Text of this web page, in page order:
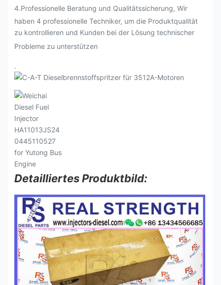
4.Professionelle Beratung und Qualitätssicherung, Wir
haben 4 professionelle Techniker, um die Produktqualität
zu kontrollieren und Kunden bei der Lösung technischer
Probleme zu unterstützen
.
Detailliertes Produktbild: